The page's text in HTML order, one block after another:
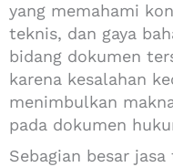
yang memahami
teknis, dan gaya
bidang dokumen
karena kesalahan
menimbulkan
pada dokumen
Sebagian besar